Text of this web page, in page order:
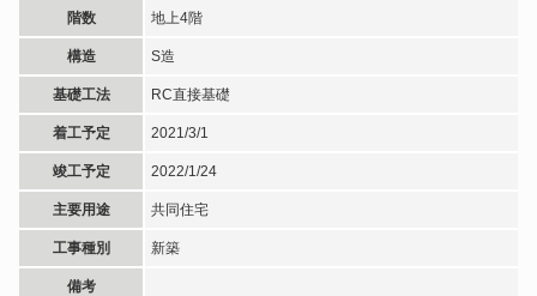
階数 地上4階
構造 S造
基礎工法 RC直接基礎
着工予定 2021/3/1
竣工予定 2022/1/24
主要用途 共同住宅
工事種別 新築
備考